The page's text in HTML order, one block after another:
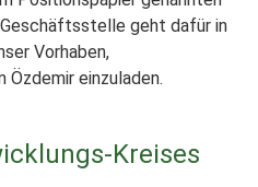
Geschäftsstelle geht dafür in
Vorhaben,
einzuladen.
Kreises